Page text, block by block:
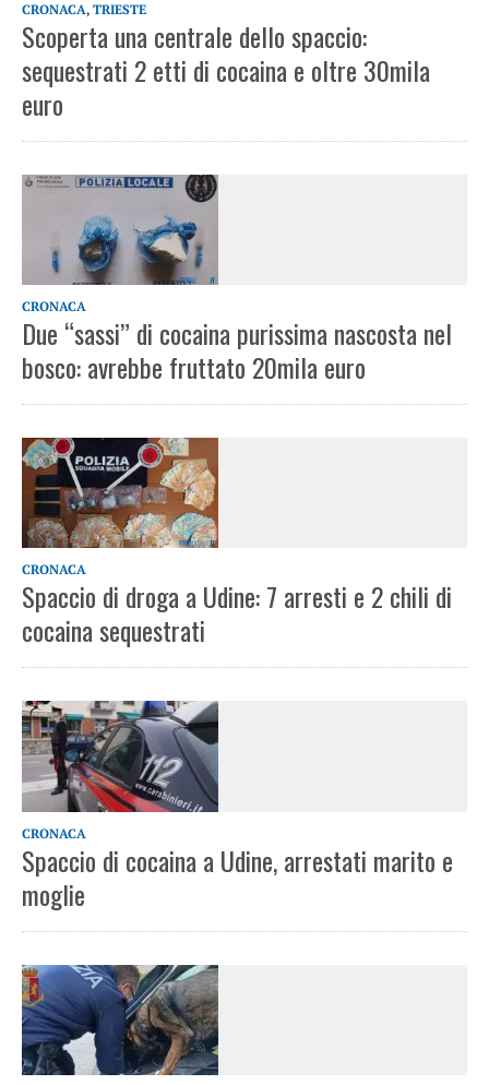
CRONACA, TRIESTE
Scoperta una centrale dello spaccio:
sequestrati 2 etti di cocaina e oltre 30mila
euro
CRONACA
Due “sassi” di cocaina purissima nascosta nel
bosco: avrebbe fruttato 20mila euro
CRONACA
Spaccio di droga a Udine: 7 arresti e 2 chili di
cocaina sequestrati
CRONACA
Spaccio di cocaina a Udine, arrestati marito e
moglie